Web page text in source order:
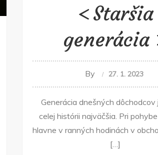
Staršia
generácia
By 27. 1. 2023
Generácia dnešných dôchodcov
celej histórii najväčšia. Pri
hlavne v ranných hodinách v
[…]